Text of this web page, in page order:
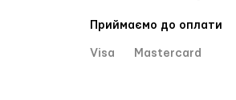
Приймаємо до оплати
Visa Mastercard